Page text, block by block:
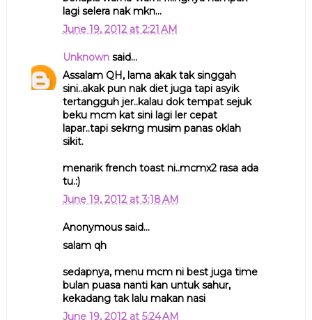
lagi selera nak mkn...
June 19, 2012 at 2:21 AM
Unknownsaid...
Assalam QH, lama akak tak singgah
sini..akak pun nak diet juga tapi asyik
tertangguh jer..kalau dok tempat sejuk
beku mcm kat sini lagi ler cepat
lapar..tapi sekrng musim panas oklah
sikit.
menarik french toast ni..mcmx2 rasa ada
tu.:)
June 19, 2012 at 3:18 AM
Anonymous said...
salam qh
sedapnya, menu mcm ni best juga time
bulan puasa nanti kan untuk sahur,
kekadang tak lalu makan nasi
June 19, 2012 at 5:24 AM